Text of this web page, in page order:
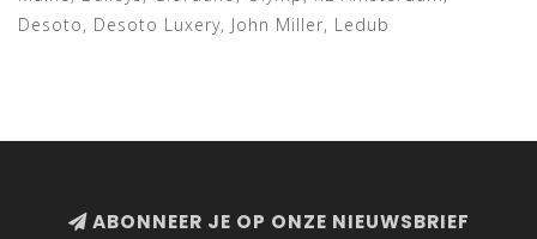
Desoto, Desoto Luxery, John Miller, Ledub
ABONNEER JE OP ONZE NIEUWSBRIEF